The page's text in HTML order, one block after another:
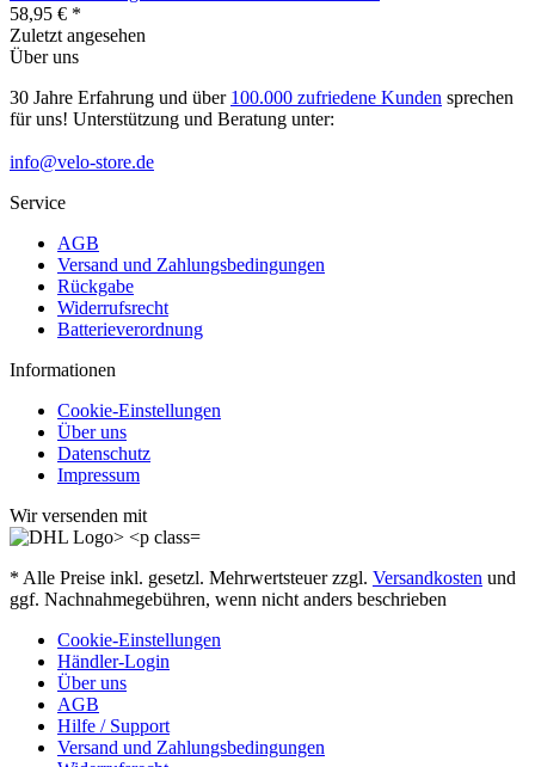
58,95 € *
Zuletzt angesehen
Über uns
30 Jahre Erfahrung und über 100.000 zufriedene Kunden sprechen
für uns! Unterstützung und Beratung unter:
info@velo-store.de
Service
AGB
Versand und Zahlungsbedingungen
Rückgabe
Widerrufsrecht
Batterieverordnung
Informationen
Cookie-Einstellungen
Über uns
Datenschutz
Impressum
Wir versenden mit
* Alle Preise inkl. gesetzl. Mehrwertsteuer zzgl. Versandkosten und
ggf. Nachnahmegebühren, wenn nicht anders beschrieben
Cookie-Einstellungen
Händler-Login
Über uns
AGB
Hilfe / Support
Versand und Zahlungsbedingungen